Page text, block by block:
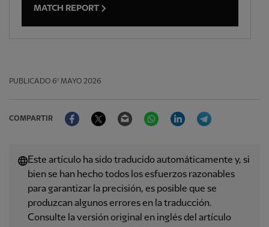
MATCH REPORT
PUBLICADO 6º MAYO 2026
COMPARTIR
FacebookTwitter Email WhatsAppLinkedIn
Este artículo ha sido traducido automáticamente y, si
bien se han hecho todos los esfuerzos razonables
para garantizar la precisión, es posible que se
produzcan algunos errores en la traducción.
Consulte la versión original en inglés del artículo